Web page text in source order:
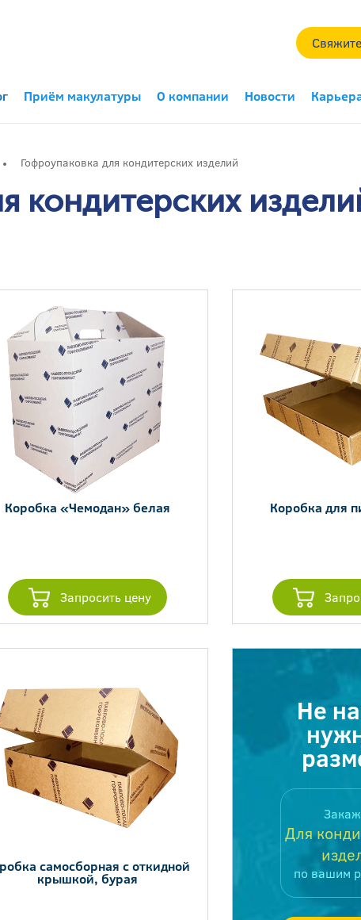
Приём макулатуры О компании Новости
Гофроупаковка для кондитерских изделий
кондитерских
Коробка «Чемодан» белая
Запросить цену
Коробка для
самосборная с откидной
крышкой, бурая
Не
Для
по вашим